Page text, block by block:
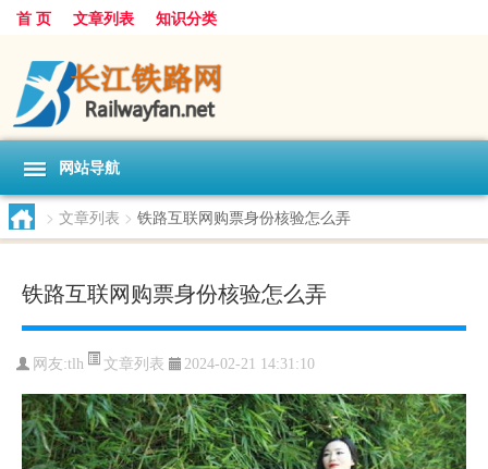
首 页 文章列表 知识分类
网站导航
> 文章列表 > 铁路互联网购票身份核验怎么弄
铁路互联网购票身份核验怎么弄
网友:tlh 文章列表 2024-02-21 14:31:10